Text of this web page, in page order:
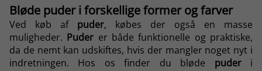
Bløde puder i forskellige former og farver
Ved køb af puder, købes der også en masse
muligheder. Puder er både funktionelle og praktiske,
da de nemt kan udskiftes, hvis der mangler noget nyt i
indretningen. Hos os finder du bløde puderi